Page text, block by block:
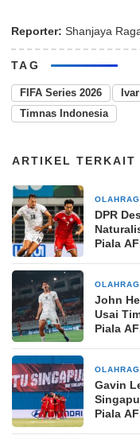
Reporter: Shanjaya
TAG
FIFA Series 2026
Timnas Indonesia
ARTIKEL TERKAIT
DPR
Piala
John
Usai
Piala
Gavin
Piala